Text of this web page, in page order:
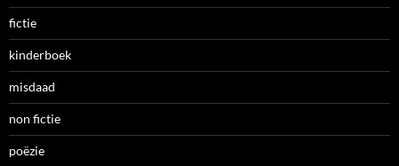
fictie
kinderboek
misdaad
non fictie
poëzie